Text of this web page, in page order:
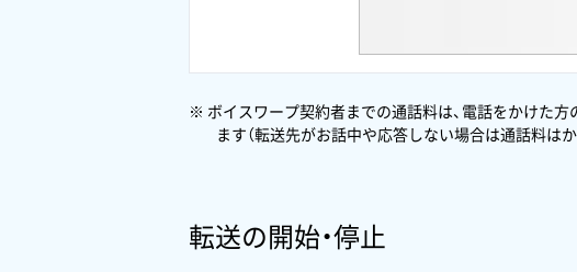
※ ボイスワープ契約者までの通話料は、電話をかけた
ます（転送先がお話中や応答しない場合は通話料はか
転送の開始・停止